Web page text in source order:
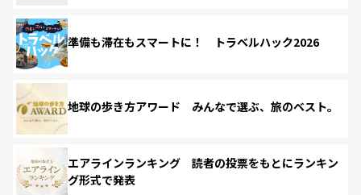
準備も滞在もスマートに！ トラベルハック2026
地球の歩き方アワード みんなで選ぶ、旅のベスト。
エアラインランキング 読者の投票をもとにランキン
グ形式で発表